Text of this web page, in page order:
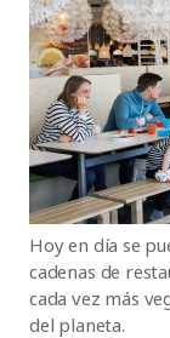
Hoy en día se
cadenas de
cada vez más
del planeta.